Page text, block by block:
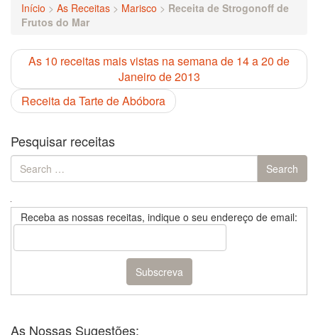
Início > As Receitas > Marisco > Receita de Strogonoff de
Frutos do Mar
As 10 receitas mais vistas na semana de 14 a 20 de
Janeiro de 2013
Receita da Tarte de Abóbora
Pesquisar receitas
Search
for:
Search
Receba as nossas receitas, indique o seu endereço de email:
As Nossas Sugestões: